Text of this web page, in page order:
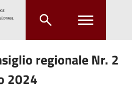
regionale Nr. 2
2024